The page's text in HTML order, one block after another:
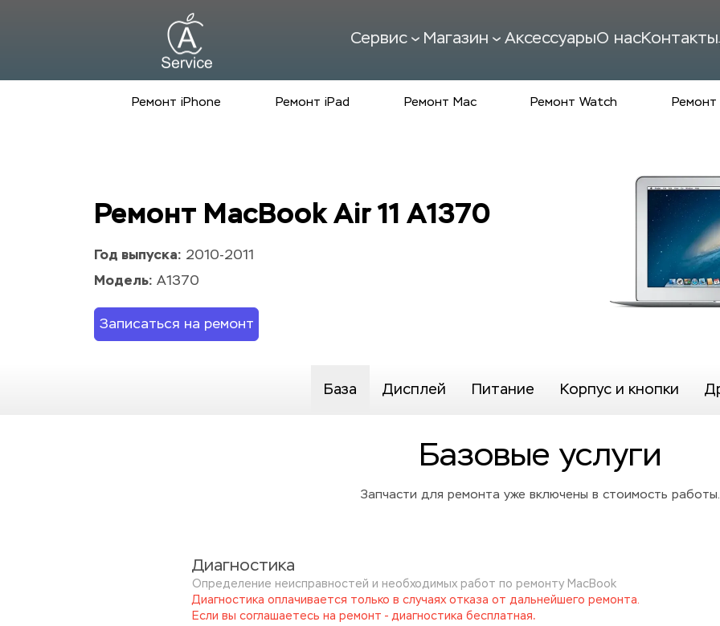
Сервис Магазин АксессуарыО насКонтакты
Ремонт iPhone Ремонт iPad Ремонт Mac Ремонт Watch Ремонт
Ремонт MacBook Air 11 A1370
Год выпуска: 2010-2011
Модель: A1370
Записаться на ремонт
База Дисплей Питание Корпус и кнопки
Базовые услуги
Запчасти для ремонта уже включены в стоимость работы.
Диагностика
Определение неисправностей и необходимых работ по ремонту MacBook
Диагностика оплачивается только в случаях отказа от дальнейшего ремонта.
Если вы соглашаетесь на ремонт - диагностика бесплатная.